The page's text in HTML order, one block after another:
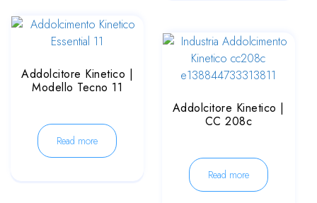
Addolcitore Kinetico |
Modello Tecno 11
Read more
Addolcitore Kinetico |
CC 208c
Read more